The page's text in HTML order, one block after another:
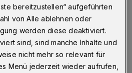
Eine Minute Lesezeit
bereitzustellen“ aufgeführten
von Alle ablehnen oder
werden diese deaktiviert.
sind, sind manche Inhalte und
nicht mehr so relevant für
Menü jederzeit wieder aufrufen,